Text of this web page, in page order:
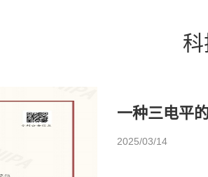
一种三电平
2025/03/14